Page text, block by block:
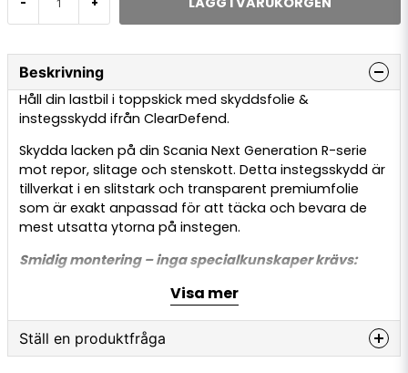
Beskrivning
Håll din lastbil i toppskick med skyddsfolie &
instegsskydd ifrån ClearDefend.
Skydda lacken på din Scania Next Generation R-serie
mot repor, slitage och stenskott. Detta instegsskydd är
tillverkat i en slitstark och transparent premiumfolie
som är exakt anpassad för att täcka och bevara de
mest utsatta ytorna på instegen.
Smidig montering – inga specialkunskaper krävs:
monteringsverktyg och tydliga instruktioner. Du kan
enkelt montera skydden själv, hemma eller i verkstaden
– helt utan professionell hjälp.
Visa mer
Ställ en produktfråga